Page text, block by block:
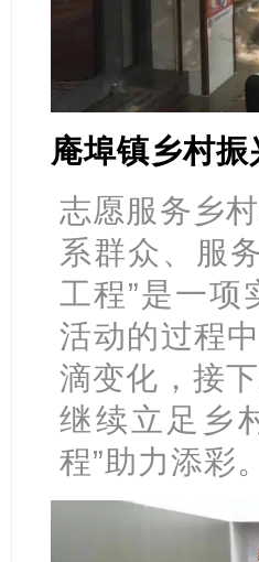
庵埠镇乡村
志愿服务乡
系群众、服
工程”是一项
活动的过程
滴变化，接
继续立足乡
程”助力添彩。